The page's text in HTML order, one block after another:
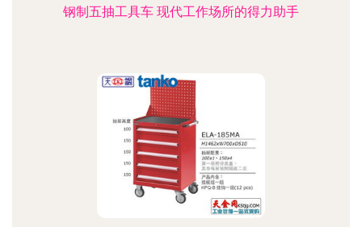
钢制五抽工具车 现代工作场所的得力助手